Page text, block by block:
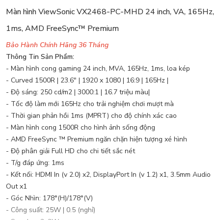
Màn hình ViewSonic VX2468-PC-MHD 24 inch, VA, 165Hz,
1ms, AMD FreeSync™ Premium
Bảo Hành Chính Hãng 36 Tháng
Thông Tin Sản Phẩm:
- Màn hình cong gaming 24 inch, MVA, 165Hz, 1ms, loa kép
- Curved 1500R | 23.6" | 1920 x 1080 | 16:9 | 165Hz |
- Độ sáng: 250 cd/m2 | 3000:1 | 16.7 triệu màu|
- Tốc độ làm mới 165Hz cho trải nghiệm chơi mượt mà
- Thời gian phản hồi 1ms (MPRT) cho độ chính xác cao
- Màn hình cong 1500R cho hình ảnh sống động
- AMD FreeSync ™ Premium ngăn chặn hiện tượng xé hình
- Độ phân giải Full HD cho chi tiết sắc nét
- T/g đáp ứng: 1ms
- Kết nối: HDMI In (v 2.0) x2, DisplayPort In (v 1.2) x1, 3.5mm Audio
Out x1
- Góc Nhìn: 178°(H)/178°(V)
- Công suất: 25W | 0.5 (nghỉ)